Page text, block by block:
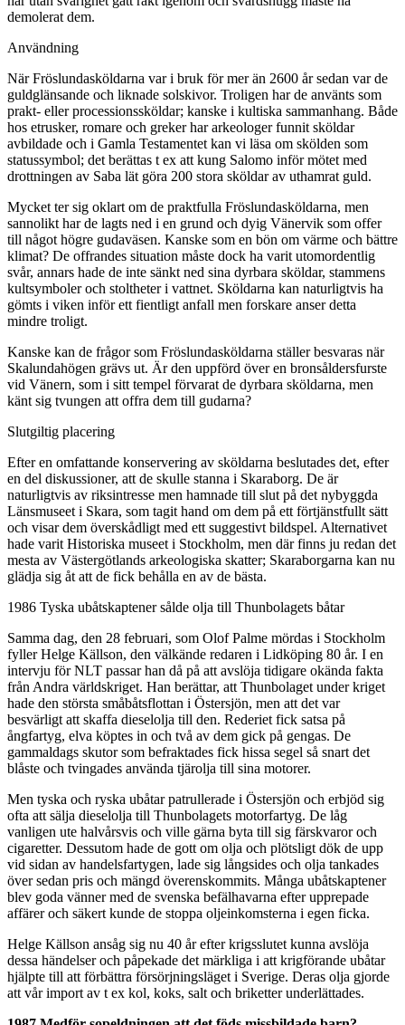
demolerat dem.
Användning
När Fröslundasköldarna var i bruk för mer än 2600 år sedan var de
guldglänsande och liknade solskivor. Troligen har de använts som
prakt- eller processionssköldar; kanske i kultiska sammanhang. Både
hos etrusker, romare och greker har arkeologer funnit sköldar
avbildade och i Gamla Testamentet kan vi läsa om skölden som
statussymbol; det berättas t ex att kung Salomo inför mötet med
drottningen av Saba lät göra 200 stora sköldar av uthamrat guld.
Mycket ter sig oklart om de praktfulla Fröslundasköldarna, men
sannolikt har de lagts ned i en grund och dyig Vänervik som offer
till något högre gudaväsen. Kanske som en bön om värme och bättre
klimat? De offrandes situation måste dock ha varit utomordentlig
svår, annars hade de inte sänkt ned sina dyrbara sköldar, stammens
kultsymboler och stoltheter i vattnet. Sköldarna kan naturligtvis ha
gömts i viken inför ett fientligt anfall men forskare anser detta
mindre troligt.
Kanske kan de frågor som Fröslundasköldarna ställer besvaras när
Skalundahögen grävs ut. Är den uppförd över en bronsåldersfurste
vid Vänern, som i sitt tempel förvarat de dyrbara sköldarna, men
känt sig tvungen att offra dem till gudarna?
Slutgiltig placering
Efter en omfattande konservering av sköldarna beslutades det, efter
en del diskussioner, att de skulle stanna i Skaraborg. De är
naturligtvis av riksintresse men hamnade till slut på det nybyggda
Länsmuseet i Skara, som tagit hand om dem på ett förtjänstfullt sätt
och visar dem överskådligt med ett suggestivt bildspel. Alternativet
hade varit Historiska museet i Stockholm, men där finns ju redan det
mesta av Västergötlands arkeologiska skatter; Skaraborgarna kan nu
glädja sig åt att de fick behålla en av de bästa.
1986 Tyska ubåtskaptener sålde olja till Thunbolagets båtar
Samma dag, den 28 februari, som Olof Palme mördas i Stockholm
fyller Helge Källson, den välkände redaren i Lidköping 80 år. I en
intervju för NLT passar han då på att avslöja tidigare okända fakta
från Andra världskriget. Han berättar, att Thunbolaget under kriget
hade den största småbåtsflottan i Östersjön, men att det var
besvärligt att skaffa dieselolja till den. Rederiet fick satsa på
ångfartyg, elva köptes in och två av dem gick på gengas. De
gammaldags skutor som befraktades fick hissa segel så snart det
blåste och tvingades använda tjärolja till sina motorer.
Men tyska och ryska ubåtar patrullerade i Östersjön och erbjöd sig
ofta att sälja dieselolja till Thunbolagets motorfartyg. De låg
vanligen ute halvårsvis och ville gärna byta till sig färskvaror och
cigaretter. Dessutom hade de gott om olja och plötsligt dök de upp
vid sidan av handelsfartygen, lade sig långsides och olja tankades
över sedan pris och mängd överenskommits. Många ubåtskaptener
blev goda vänner med de svenska befälhavarna efter upprepade
affärer och säkert kunde de stoppa oljeinkomsterna i egen ficka.
Helge Källson ansåg sig nu 40 år efter krigsslutet kunna avslöja
dessa händelser och påpekade det märkliga i att krigförande ubåtar
hjälpte till att förbättra försörjningsläget i Sverige. Deras olja gjorde
att vår import av t ex kol, koks, salt och briketter underlättades.